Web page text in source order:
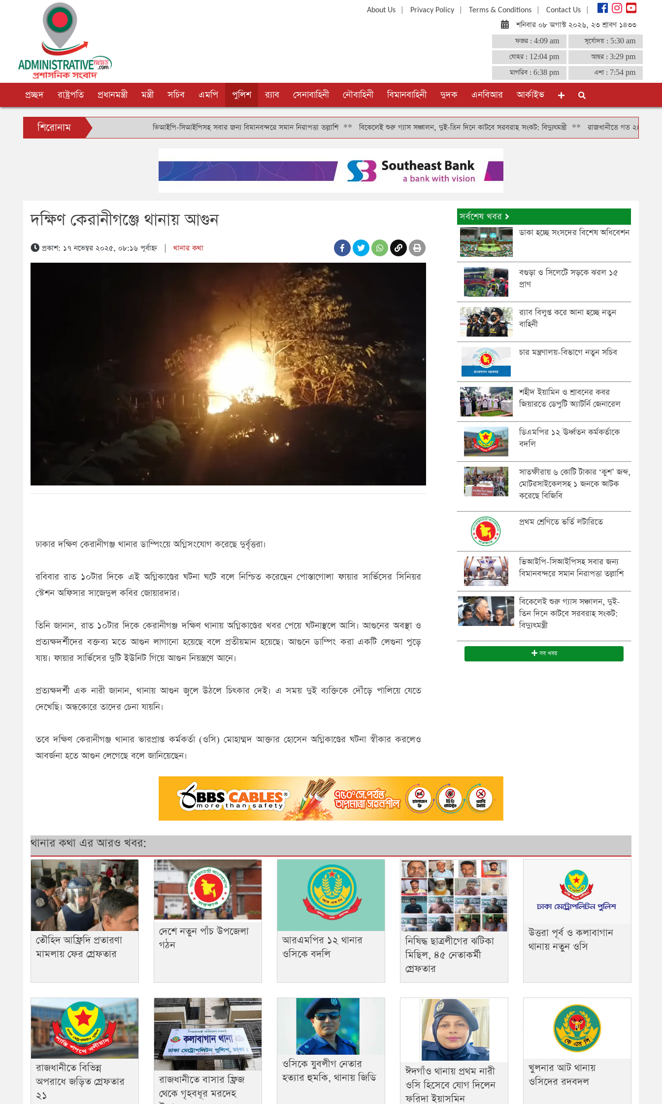
About Us| Privacy Policy| Terms & Conditions| Contact Us|
শনিবার ০৮ অগাস্ট ২০২৬, ২৩ শ্রাবণ ১৪৩৩
ফজর : 4:09 am সূর্যোদয় : 5:30 am
যোহর : 12:04 pm আছর : 3:29 pm
মাগরিব : 6:38 pm এশা : 7:54 pm
প্রচ্ছদ রাষ্ট্রপতি প্রধানমন্ত্রী মন্ত্রী সচিব এমপি পুলিশ র‍্যাব সেনাবাহিনী নৌবাহিনী বিমানবাহিনী দুদক এনবিআর আর্কাইভ
শিরোনাম ভিআইপি-সিআইপিসহ সবার জন্য বিমানবন্দরে সমান নিরাপত্তা তল্লাশি**বিকেলেই শুরু গ্যাস সঞ্চালন, দুই-তিন দিনে কাটবে সরবরাহ সংকট: বিদ্যুৎমন্ত্রী**রাজধানীতে গত ২৪ ঘণ্টায়
দক্ষিণ কেরানীগঞ্জে থানায় আগুন
প্রকাশ: ১৭ নভেম্বর ২০২৫, ০৮:১৬ পূর্বাহ্ন| থানার কথা
ঢাকার দক্ষিণ কেরানীগঞ্জ থানার ডাম্পিংয়ে অগ্নিসংযোগ করেছে দুর্বৃত্তরা।
রবিবার রাত ১০টার দিকে এই অগ্নিকাণ্ডের ঘটনা ঘটে বলে নিশ্চিত করেছেন পোস্তাগোলা ফায়ার সার্ভিসের সিনিয়র
স্টেশন অফিসার সাজেদুল কবির জোয়ারদার।
তিনি জানান, রাত ১০টার দিকে কেরানীগঞ্জ দক্ষিণ থানায় অগ্নিকাণ্ডের খবর পেয়ে ঘটনাস্থলে আসি। আগুনের অবস্থা ও
প্রত্যক্ষদর্শীদের বক্তব্য মতে আগুন লাগানো হয়েছে বলে প্রতীয়মান হয়েছে। আগুনে ডাম্পিং করা একটি লেগুনা পুড়ে
যায়। ফায়ার সার্ভিসের দুটি ইউনিট গিয়ে আগুন নিয়ন্ত্রণে আনে।
প্রত্যক্ষদর্শী এক নারী জানান, থানায় আগুন জ্বলে উঠলে চিৎকার দেই। এ সময় দুই ব্যক্তিকে দৌঁড়ে পালিয়ে যেতে
দেখেছি। অন্ধকোরে তাদের চেনা যায়নি।
তবে দক্ষিণ কেরানীগঞ্জ থানার ভারপ্রাপ্ত কর্মকর্তা (ওসি) মোহাম্মদ আক্তার হোসেন অগ্নিকাণ্ডের ঘটনা স্বীকার করলেও
আবর্জনা হতে আগুন লেগেছে বলে জানিয়েছেন।
সর্বশেষ খবর
ডাকা হচ্ছে সংসদের বিশেষ অধিবেশন
বগুড়া ও সিলেটে সড়কে ঝরল ১৫
প্রাণ
র‍্যাব বিলুপ্ত করে আনা হচ্ছে নতুন
বাহিনী
চার মন্ত্রণালয়-বিভাগে নতুন সচিব
শহীদ ইয়ামিন ও শ্রাবনের কবর
জিয়ারতে ডেপুটি অ্যাটর্নি জেনারেল
ডিএমপির ১২ ঊর্ধ্বতন কর্মকর্তাকে
বদলি
সাতক্ষীরায় ৬ কোটি টাকার ‘কুশ’ জব্দ,
মোটরসাইকেলসহ ১ জনকে আটক
করেছে বিজিবি
প্রথম শ্রেণিতে ভর্তি লটারিতে
ভিআইপি-সিআইপিসহ সবার জন্য
বিমানবন্দরে সমান নিরাপত্তা তল্লাশি
বিকেলেই শুরু গ্যাস সঞ্চালন, দুই-
তিন দিনে কাটবে সরবরাহ সংকট:
বিদ্যুৎমন্ত্রী
সব খবর
থানার কথা এর আরও খবর:
তৌহিদ আফ্রিদি প্রতারণা
মামলায় ফের গ্রেফতার
দেশে নতুন পাঁচ উপজেলা
গঠন
আরএমপির ১২ থানার
ওসিকে বদলি
নিষিদ্ধ ছাত্রলীগের ঝটিকা
মিছিল, ৪৫ নেতাকর্মী
গ্রেফতার
উত্তরা পূর্ব ও কলাবাগান
থানায় নতুন ওসি
রাজধানীতে বিভিন্ন
অপরাধে জড়িত গ্রেফতার
২১
রাজধানীতে বাসার ফ্রিজ
থেকে গৃহবধূর মরদেহ
ওসিকে যুবলীগ নেতার
হত্যার হুমকি, থানায় জিডি
ঈদগাঁও থানায় প্রথম নারী
ওসি হিসেবে যোগ দিলেন
ফরিদা ইয়াসমিন
খুলনার আট থানায়
ওসিদের রদবদল